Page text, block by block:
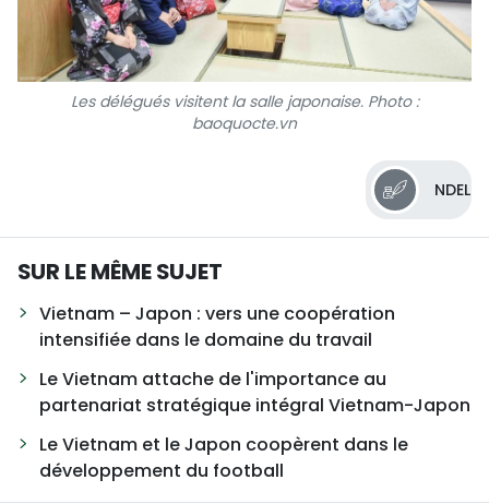
Les délégués visitent la salle japonaise.Photo :
baoquocte.vn
NDEL
SUR LE MÊME SUJET
Vietnam – Japon : vers une coopération
intensifiée dans le domaine du travail
Le Vietnam attache de l'importance au
partenariat stratégique intégral Vietnam-Japon
Le Vietnam et le Japon coopèrent dans le
développement du football